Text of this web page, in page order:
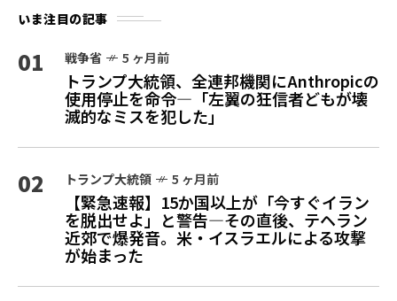
いま注目の記事
01 戦争省 5 ヶ月前
トランプ大統領、全連邦機関にAnthropicの
使用停止を命令—「左翼の狂信者どもが壊
滅的なミスを犯した」
02 トランプ大統領 5 ヶ月前
【緊急速報】15か国以上が「今すぐイラン
を脱出せよ」と警告—その直後、テヘラン
近郊で爆発音。米・イスラエルによる攻撃
が始まった